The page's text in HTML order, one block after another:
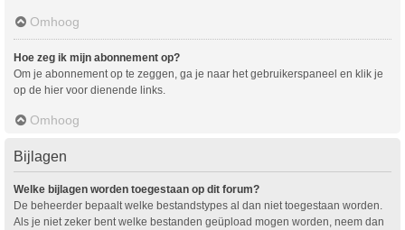
Omhoog
Hoe zeg ik mijn abonnement op?
Om je abonnement op te zeggen, ga je naar het gebruikerspaneel en klik je
op de hier voor dienende links.
Omhoog
Bijlagen
Welke bijlagen worden toegestaan op dit forum?
De beheerder bepaalt welke bestandstypes al dan niet toegestaan worden.
Als je niet zeker bent welke bestanden geüpload mogen worden, neem dan